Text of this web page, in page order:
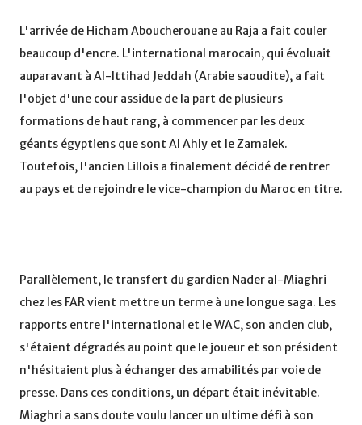
L'arrivée de Hicham Aboucherouane au Raja a fait couler
beaucoup d'encre. L'international marocain, qui évoluait
auparavant à Al-Ittihad Jeddah (Arabie saoudite), a fait
l'objet d'une cour assidue de la part de plusieurs
formations de haut rang, à commencer par les deux
géants égyptiens que sont Al Ahly et le Zamalek.
Toutefois, l'ancien Lillois a finalement décidé de rentrer
au pays et de rejoindre le vice-champion du Maroc en titre.
Parallèlement, le transfert du gardien Nader al-Miaghri
chez les FAR vient mettre un terme à une longue saga. Les
rapports entre l'international et le WAC, son ancien club,
s'étaient dégradés au point que le joueur et son président
n'hésitaient plus à échanger des amabilités par voie de
presse. Dans ces conditions, un départ était inévitable.
Miaghri a sans doute voulu lancer un ultime défi à son